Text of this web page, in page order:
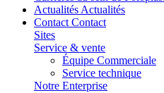
Actualités Actualités
Contact Contact
Sites
Service & vente
Équipe Commerciale
Service technique
Notre Enterprise